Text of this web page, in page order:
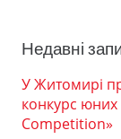
Недавні
У Житомирі
конкурс юних
Competition»